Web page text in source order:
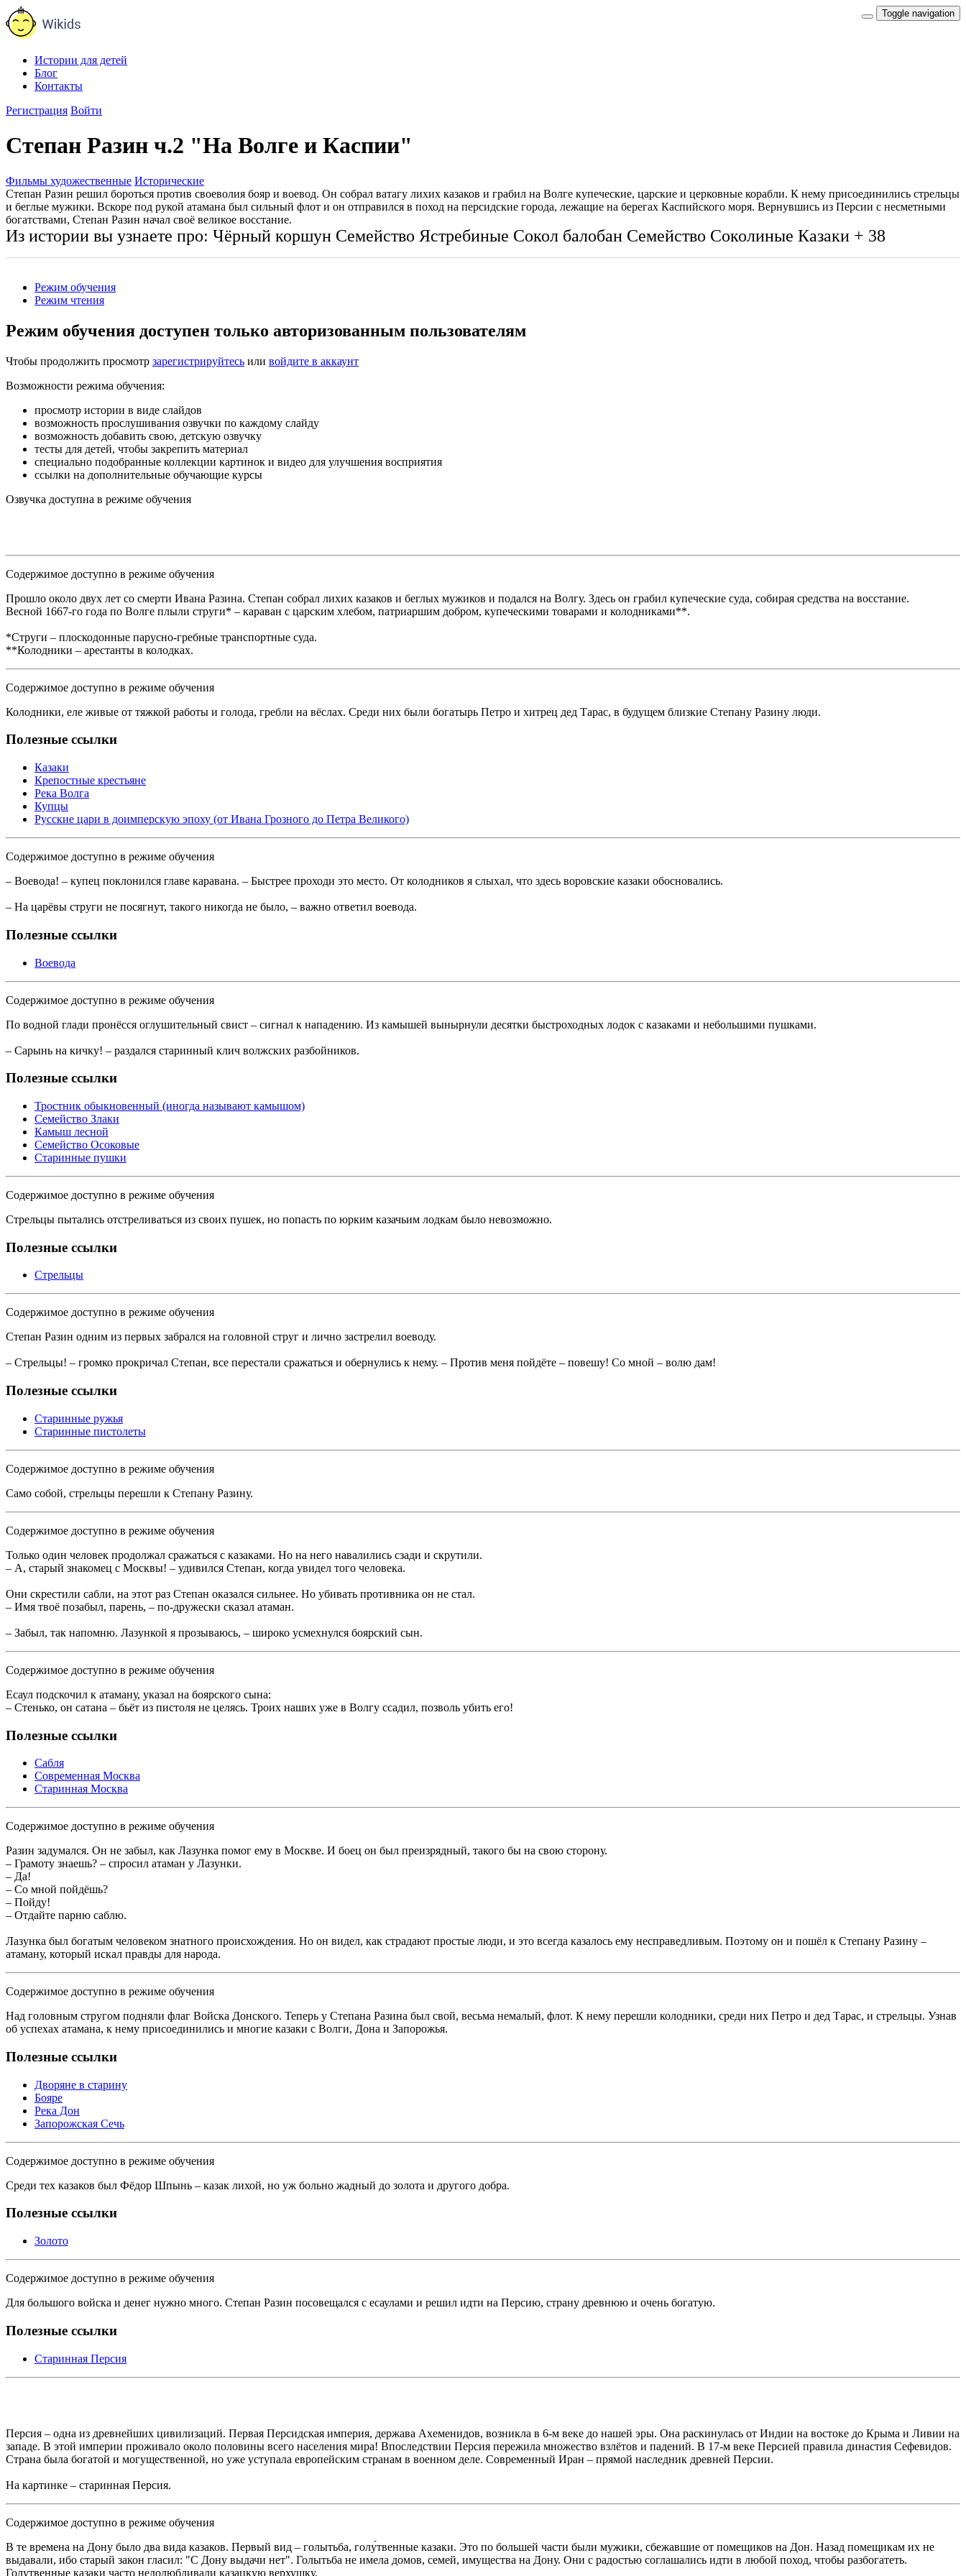
Toggle navigation
Истории для детей
Блог
Контакты
Регистрация Войти
Степан Разин ч.2 "На Волге и Каспии"
Фильмы художественные Исторические
Степан Разин решил бороться против своеволия бояр и воевод. Он собрал ватагу лихих казаков и грабил на Волге купеческие, царские и церковные корабли. К нему присоединились стрельцы
и беглые мужики. Вскоре под рукой атамана был сильный флот и он отправился в поход на персидские города, лежащие на берегах Каспийского моря. Вернувшись из Персии с несметными
богатствами, Степан Разин начал своё великое восстание.
Из истории вы узнаете про: Чёрный коршун Семейство Ястребиные Сокол балобан Семейство Соколиные Казаки + 38
Режим обучения
Режим чтения
Режим обучения доступен только авторизованным пользователям
Чтобы продолжить просмотр зарегистрируйтесь или войдите в аккаунт
Возможности режима обучения:
просмотр истории в виде слайдов
возможность прослушивания озвучки по каждому слайду
возможность добавить свою, детскую озвучку
тесты для детей, чтобы закрепить материал
специально подобранные коллекции картинок и видео для улучшения восприятия
ссылки на дополнительные обучающие курсы
Озвучка доступна в режиме обучения
Содержимое доступно в режиме обучения
Прошло около двух лет со смерти Ивана Разина. Степан собрал лихих казаков и беглых мужиков и подался на Волгу. Здесь он грабил купеческие суда, собирая средства на восстание.
Весной 1667-го года по Волге плыли струги* – караван с царским хлебом, патриаршим добром, купеческими товарами и колодниками**.
*Струги – плоскодонные парусно-гребные транспортные суда.
**Колодники – арестанты в колодках.
Содержимое доступно в режиме обучения
Колодники, еле живые от тяжкой работы и голода, гребли на вёслах. Среди них были богатырь Петро и хитрец дед Тарас, в будущем близкие Степану Разину люди.
Полезные ссылки
Казаки
Крепостные крестьяне
Река Волга
Купцы
Русские цари в доимперскую эпоху (от Ивана Грозного до Петра Великого)
Содержимое доступно в режиме обучения
– Воевода! – купец поклонился главе каравана. – Быстрее проходи это место. От колодников я слыхал, что здесь воровские казаки обосновались.
– На царёвы струги не посягнут, такого никогда не было, – важно ответил воевода.
Полезные ссылки
Воевода
Содержимое доступно в режиме обучения
По водной глади пронёсся оглушительный свист – сигнал к нападению. Из камышей вынырнули десятки быстроходных лодок с казаками и небольшими пушками.
– Сарынь на кичку! – раздался старинный клич волжских разбойников.
Полезные ссылки
Тростник обыкновенный (иногда называют камышом)
Семейство Злаки
Камыш лесной
Семейство Осоковые
Старинные пушки
Содержимое доступно в режиме обучения
Стрельцы пытались отстреливаться из своих пушек, но попасть по юрким казачьим лодкам было невозможно.
Полезные ссылки
Стрельцы
Содержимое доступно в режиме обучения
Степан Разин одним из первых забрался на головной струг и лично застрелил воеводу.
– Стрельцы! – громко прокричал Степан, все перестали сражаться и обернулись к нему. – Против меня пойдёте – повешу! Со мной – волю дам!
Полезные ссылки
Старинные ружья
Старинные пистолеты
Содержимое доступно в режиме обучения
Само собой, стрельцы перешли к Степану Разину.
Содержимое доступно в режиме обучения
Только один человек продолжал сражаться с казаками. Но на него навалились сзади и скрутили.
– А, старый знакомец с Москвы! – удивился Степан, когда увидел того человека.
Они скрестили сабли, на этот раз Степан оказался сильнее. Но убивать противника он не стал.
– Имя твоё позабыл, парень, – по-дружески сказал атаман.
– Забыл, так напомню. Лазункой я прозываюсь, – широко усмехнулся боярский сын.
Содержимое доступно в режиме обучения
Есаул подскочил к атаману, указал на боярского сына:
– Стенько, он сатана – бьёт из пистоля не целясь. Троих наших уже в Волгу ссадил, позволь убить его!
Полезные ссылки
Сабля
Современная Москва
Старинная Москва
Содержимое доступно в режиме обучения
Разин задумался. Он не забыл, как Лазунка помог ему в Москве. И боец он был преизрядный, такого бы на свою сторону.
– Грамоту знаешь? – спросил атаман у Лазунки.
– Да!
– Со мной пойдёшь?
– Пойду!
– Отдайте парню саблю.
Лазунка был богатым человеком знатного происхождения. Но он видел, как страдают простые люди, и это всегда казалось ему несправедливым. Поэтому он и пошёл к Степану Разину –
атаману, который искал правды для народа.
Содержимое доступно в режиме обучения
Над головным стругом подняли флаг Войска Донского. Теперь у Степана Разина был свой, весьма немалый, флот. К нему перешли колодники, среди них Петро и дед Тарас, и стрельцы. Узнав
об успехах атамана, к нему присоединились и многие казаки с Волги, Дона и Запорожья.
Полезные ссылки
Дворяне в старину
Бояре
Река Дон
Запорожская Сечь
Содержимое доступно в режиме обучения
Среди тех казаков был Фёдор Шпынь – казак лихой, но уж больно жадный до золота и другого добра.
Полезные ссылки
Золото
Содержимое доступно в режиме обучения
Для большого войска и денег нужно много. Степан Разин посовещался с есаулами и решил идти на Персию, страну древнюю и очень богатую.
Полезные ссылки
Старинная Персия
Персия – одна из древнейших цивилизаций. Первая Персидская империя, держава Ахеменидов, возникла в 6-м веке до нашей эры. Она раскинулась от Индии на востоке до Крыма и Ливии на
западе. В этой империи проживало около половины всего населения мира! Впоследствии Персия пережила множество взлётов и падений. В 17-м веке Персией правила династия Сефевидов.
Страна была богатой и могущественной, но уже уступала европейским странам в военном деле. Современный Иран – прямой наследник древней Персии.
На картинке – старинная Персия.
Содержимое доступно в режиме обучения
В те времена на Дону было два вида казаков. Первый вид – голытьба, голу́твенные казаки. Это по большей части были мужики, сбежавшие от помещиков на Дон. Назад помещикам их не
выдавали, ибо старый закон гласил: "С Дону выдачи нет". Голытьба не имела домов, семей, имущества на Дону. Они с радостью соглашались идти в любой поход, чтобы разбогатеть.
Голутвенные казаки часто недолюбливали казацкую верхушку.